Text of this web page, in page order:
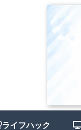
ライフハック